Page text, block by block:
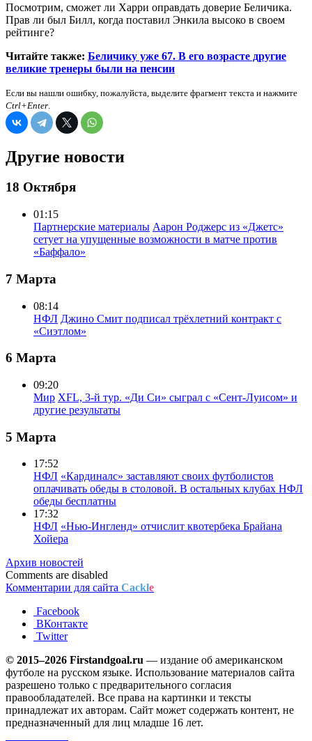
Посмотрим, сможет ли Харри оправдать доверие Беличика.
Прав ли был Билл, когда поставил Энкила высоко в своем
рейтинге?
Читайте также: Беличику уже 67. В его возрасте другие
великие тренеры были на пенсии
Если вы нашли ошибку, пожалуйста, выделите фрагмент текста и нажмите
Ctrl+Enter
Другие новости
18 Октября
01:15
Партнерские материалы Аарон Роджерс из «Джетс»
сетует на упущенные возможности в матче против
«Баффало»
7 Марта
08:14
НФЛ Джино Смит подписал трёхлетний контракт с
«Сиэтлом»
6 Марта
09:20
Мир XFL, 3-й тур. «Ди Си» сыграл с «Сент-Луисом» и
другие результаты
5 Марта
17:52
НФЛ «Кардиналс» заставляют своих футболистов
оплачивать обеды в столовой. В остальных клубах НФЛ
обеды бесплатны
17:32
НФЛ «Нью-Ингленд» отчислит квотербека Брайана
Хойера
Архив новостей
Comments are disabled
Комментарии для сайта Cackle
Facebook
ВКонтакте
Twitter
© 2015–2026 Firstandgoal.ru — издание об американском
футболе на русском языке. Использование материалов cайта
разрешено только с предварительного согласия
правообладателей. Все права на картинки и тексты
принадлежат их авторам. Сайт может содержать контент, не
предназначенный для лиц младше 16 лет.